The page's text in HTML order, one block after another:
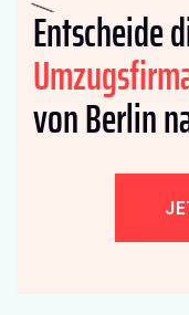
Entscheide
von Berlin